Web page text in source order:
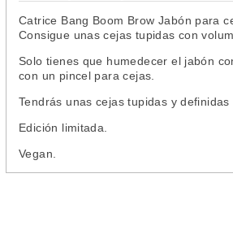
Catrice Bang Boom Brow Jabón para
Consigue unas cejas tupidas con
Solo tienes que humedecer el jabón
con un pincel para cejas.
Tendrás unas cejas tupidas y definidas
Edición limitada.
Vegan.